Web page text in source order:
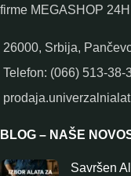
firme MEGASHOP
26000, Srbija,
Telefon: (066) 513-38-
BLOG – NAŠE
Savršen